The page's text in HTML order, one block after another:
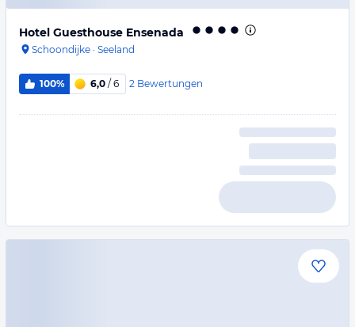
Hotel Guesthouse Ensenada
Schoondijke · Seeland
100% 6,0 / 6 2 Bewertungen